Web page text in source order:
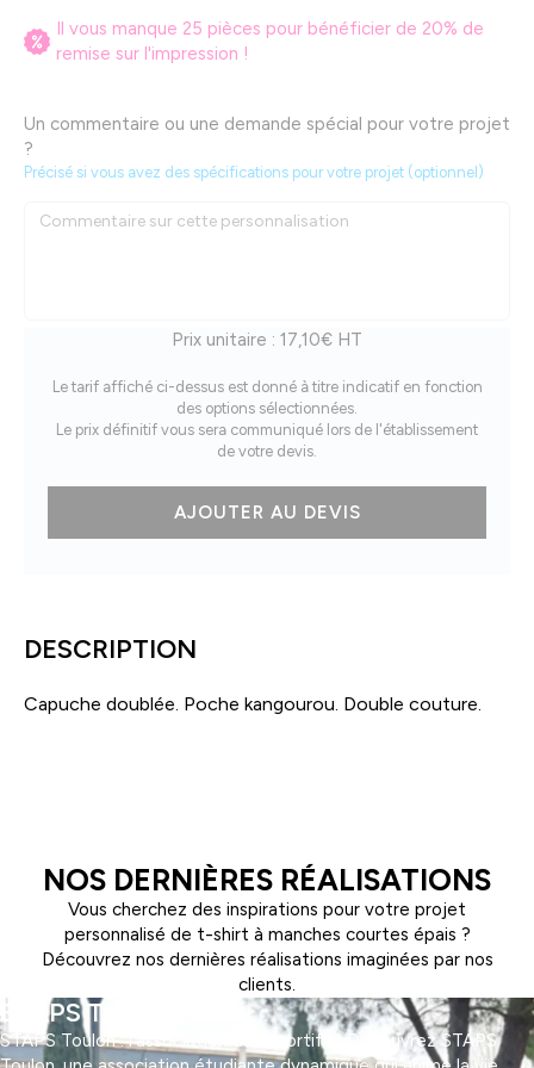
Il vous manque 25 pièces pour bénéficier de 20% de
remise sur l'impression !
Un commentaire ou une demande spécial pour votre projet
?
Précisé si vous avez des spécifications pour votre projet (optionnel)
Prix unitaire : 17,10€ HT
Le tarif affiché ci-dessus est donné à titre indicatif en fonction
des options sélectionnées.
Le prix définitif vous sera communiqué lors de l'établissement
de votre devis.
AJOUTER AU DEVIS
DESCRIPTION
Capuche doublée. Poche kangourou. Double couture.
NOS DERNIÈRES RÉALISATIONS
Vous cherchez des inspirations pour votre projet
personnalisé de t-shirt à manches courtes épais ?
Découvrez nos dernières réalisations imaginées par nos
clients.
STAPS TOULON
STAPS Toulon : l'association des sportifs ! Découvrez STAPS